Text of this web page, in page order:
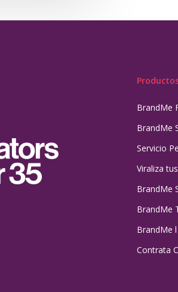
BrandMe
BrandMe
Servicio
Viraliza
BrandMe
BrandMe
BrandMe
Contrata